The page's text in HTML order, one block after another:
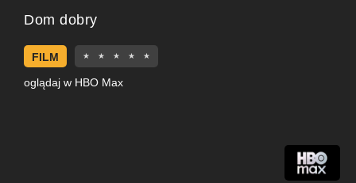
Dom dobry
FILM ★ ★ ★ ★ ★
oglądaj w HBO Max